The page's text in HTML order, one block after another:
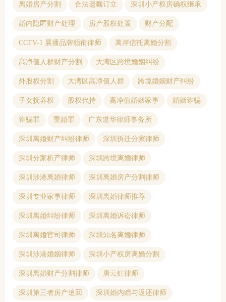
离婚房产分割 合法遗嘱订立 深圳小产权房确权继承
婚内隐匿财产处理 房产股权处置 财产分配
CCTV-1 展播品牌领衔律师 离岸信托离婚分割
高净值人群财产分割 大湾区跨境婚姻纠纷
外股权分割 大湾区高净值人群 跨境婚姻财产纠纷
子女抚养权 股权代持 高净值婚姻家事 婚姻诈骗
诈骗罪 重婚罪 广东道华律师事务所
深圳离婚财产纠纷律师 深圳拆迁分家律师
深圳分家析产律师 深圳跨境离婚律师
深圳涉港离婚律师 深圳离婚房产分割律师
深圳专业家事律师 深圳离婚律师推荐
深圳离婚纠纷律师 深圳离婚诉讼律师
深圳离婚官司律师 深圳知名离婚律师
深圳涉港婚姻律师 深圳小产权房离婚分割
深圳离婚财产分割律师 唐云虹律师
深圳第三者房产追回 深圳婚内赠与返还律师